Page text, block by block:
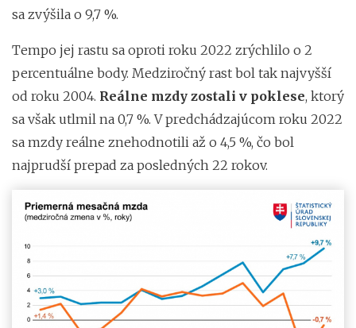
sa zvýšila o 9,7 %.
Tempo jej rastu sa oproti roku 2022 zrýchlilo o 2
percentuálne body. Medziročný rast bol tak najvyšší
od roku 2004. Reálne mzdy zostali v poklese, ktorý
sa však utlmil na 0,7 %. V predchádzajúcom roku 2022
sa mzdy reálne znehodnotili až o 4,5 %, čo bol
najprudší prepad za posledných 22 rokov.